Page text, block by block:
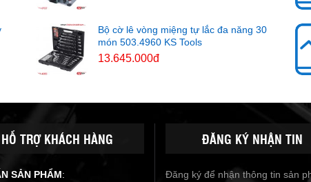
Bộ cờ lê vòng miệng tự lắc đa năng 30
món 503.4960 KS Tools
13.645.000đ
HỖ TRỢ KHÁCH HÀNG
SẢN PHẨM:
ĐĂNG KÝ NHẬN TIN
Đăng ký để nhận thông tin sản